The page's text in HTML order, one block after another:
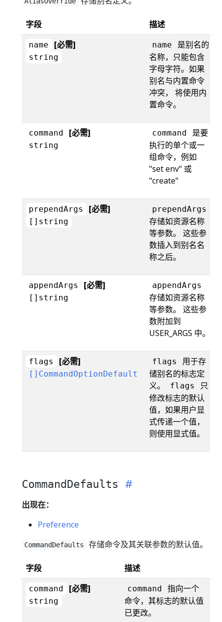
字段 描述
name [必需]
string
name
是别名的
名称，只能包含
字母字符。如果
别名与内置命令
冲突， 将使用内
置命令。
command [必需]
string
command
是要
执行的单个或一
组命令，例如
"set env" 或
"create"
prependArgs [必需]
[]string
prependArgs
存储如资源名称
等参数。 这些参
数插入到别名名
称之后。
appendArgs [必需]
[]string
appendArgs
存储如资源名称
等参数。 这些参
数附加到
USER_ARGS 中。
flags [必需]
[]CommandOptionDefault
flags
用于存
储别名的标志定
义。
flags
只
修改标志的默认
值，如果用户显
式传递一个值，
则使用显式值。
CommandDefaults
出现在：
Preference
CommandDefaults 存储命令及其关联参数的默认值。
字段 描述
command [必需]
string
command
指向一个
命令，其标志的默认值
已更改。